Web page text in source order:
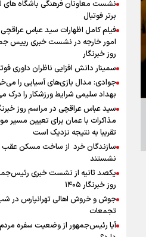
نشست معاونان فرهنگی باشگاه های
برتر فوتبال
فیلم کامل اظهارات سید عباس عراقچی
امور خارجه در نشست خبری رییس
روز خبرنگار
سمینار دانش افزایی ناظران داوری
جوادی: مدال بازی‌های آسیایی را
بهداد سلیمی شرایط ورزشکار را درک
سید عباس عراقچی در مراسم روز
مذاکرات با عمان برای تعیین مسیر
تقریبا به نتیجه نزدیک است
سازندگان خرد از ساخت مسکن عقب
نشستند
یکصد ثانیه از نشست خبری
روز خبرنگار ۱۴۰۵
تجمعات
آیا رئیس‌جمهور از وضعیت سفره